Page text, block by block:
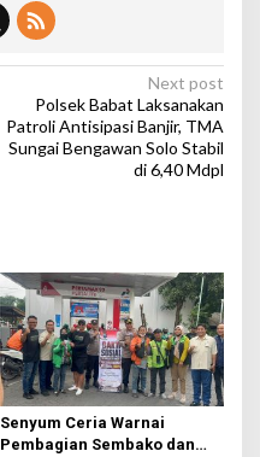
Next post
Polsek Babat Laksanakan
Patroli Antisipasi Banjir, TMA
Sungai Bengawan Solo Stabil
di 6,40 Mdpl
Senyum Ceria Warnai
Pembagian Sembako dan